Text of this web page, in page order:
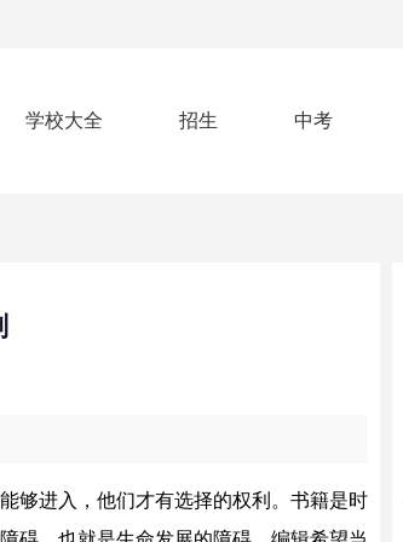
学校大全 招生 中考
够进入，他们才有选择的权利。书籍是时